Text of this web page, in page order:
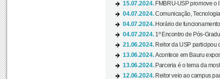
15.07.2024. FMBRU-USP promove o
04.07.2024.Comunicação,
04.07.2024. Horário de
04.07.2024. 1º Encontro de Pós-
21.06.2024. Reitor da USP participou
13.06.2024.Acontece em Bauru
13.06.2024. Parceria é o tema da
12.06.2024. Reitor veio ao campus